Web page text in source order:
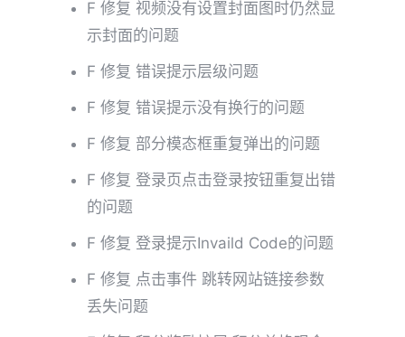
F 修复 视频没有设置封面图时仍然显
示封面的问题
F 修复 错误提示层级问题
F 修复 错误提示没有换行的问题
F 修复 部分模态框重复弹出的问题
F 修复 登录页点击登录按钮重复出错
的问题
F 修复 登录提示Invaild Code的问题
F 修复 点击事件 跳转网站链接参数
丢失问题